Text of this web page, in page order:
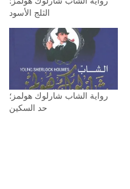
رواية الشاب شارلوك هولمز؛
حد السكين